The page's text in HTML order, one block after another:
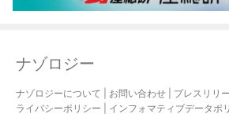
ナゾロジー
ナゾロジーについて お問い合わせ プレスリリ
ライバシーポリシー
インフォマティブデータポ